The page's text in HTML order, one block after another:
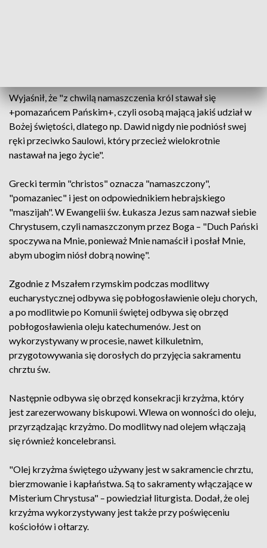
Wyjaśnił, że "z chwilą namaszczenia król stawał się
+pomazańcem Pańskim+, czyli osobą mającą jakiś udział w
Bożej świętości, dlatego np. Dawid nigdy nie podniósł swej
ręki przeciwko Saulowi, który przecież wielokrotnie
nastawał na jego życie".
Grecki termin "christos" oznacza "namaszczony",
"pomazaniec" i jest on odpowiednikiem hebrajskiego
"maszijah". W Ewangelii św. Łukasza Jezus sam nazwał siebie
Chrystusem, czyli namaszczonym przez Boga – "Duch Pański
spoczywa na Mnie, ponieważ Mnie namaścił i posłał Mnie,
abym ubogim niósł dobrą nowinę".
Zgodnie z Mszałem rzymskim podczas modlitwy
eucharystycznej odbywa się pobłogosławienie oleju chorych,
a po modlitwie po Komunii świętej odbywa się obrzęd
pobłogosławienia oleju katechumenów. Jest on
wykorzystywany w procesie, nawet kilkuletnim,
przygotowywania się dorosłych do przyjęcia sakramentu
chrztu św.
Następnie odbywa się obrzęd konsekracji krzyżma, który
jest zarezerwowany biskupowi. Wlewa on wonności do oleju,
przyrządzając krzyżmo. Do modlitwy nad olejem włączają
się również koncelebransi.
"Olej krzyżma świętego używany jest w sakramencie chrztu,
bierzmowanie i kapłaństwa. Są to sakramenty włączające w
Misterium Chrystusa" – powiedział liturgista. Dodał, że olej
krzyżma wykorzystywany jest także przy poświęceniu
kościołów i ołtarzy.